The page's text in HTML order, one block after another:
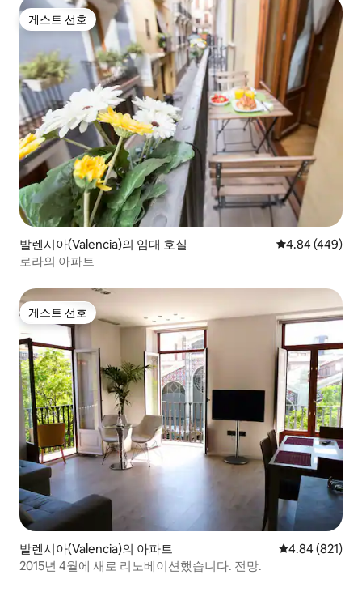
게스트 선호
게스트 선호
발렌시아(Valencia)의 임대 호실 평점 4.84점(5
4.84 (449)
로라의 아파트
게스트 선호
게스트 선호
발렌시아(Valencia)의 아파트 평점 4.84점(5
4.84 (821)
2015년 4월에 새로 리노베이션했습니다. 전망.